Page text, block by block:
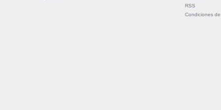
RSS
Condiciones